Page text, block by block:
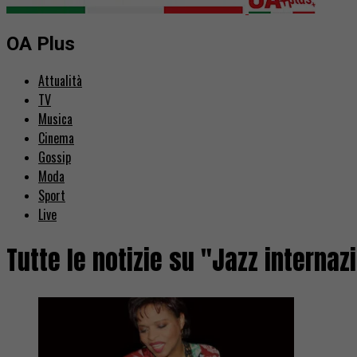
OA Plus
Attualità
TV
Musica
Cinema
Gossip
Moda
Sport
Live
Tutte le notizie su "Jazz